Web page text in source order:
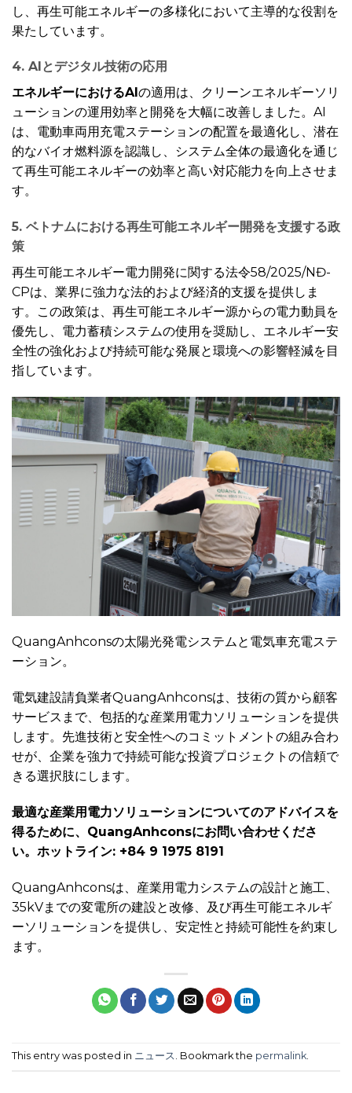
し、再生可能エネルギーの多様化において主導的な役割を
果たしています。
4. AIとデジタル技術の応用
エネルギーにおけるAI の適用は、クリーンエネルギーソリ
ューションの運用効率と開発を大幅に改善しました。AI
は、電動車両用充電ステーションの配置を最適化し、潜在
的なバイオ燃料源を認識し、システム全体の最適化を通じ
て再生可能エネルギーの効率と高い対応能力を向上させま
す。
5. ベトナムにおける再生可能エネルギー開発を支援する政
策
再生可能エネルギー電力開発に関する法令58/2025/NĐ-
CPは、業界に強力な法的および経済的支援を提供しま
す。この政策は、再生可能エネルギー源からの電力動員を
優先し、電力蓄積システムの使用を奨励し、エネルギー安
全性の強化および持続可能な発展と環境への影響軽減を目
指しています。
QuangAnhconsの太陽光発電システムと電気車充電ステ
ーション。
電気建設請負業者QuangAnhconsは、技術の質から顧客
サービスまで、包括的な産業用電力ソリューションを提供
します。先進技術と安全性へのコミットメントの組み合わ
せが、企業を強力で持続可能な投資プロジェクトの信頼で
きる選択肢にします。
最適な産業用電力ソリューションについてのアドバイスを
得るために、QuangAnhconsにお問い合わせくださ
い。ホットライン: +84 9 1975 8191
QuangAnhconsは、産業用電力システムの設計と施工、
35kVまでの変電所の建設と改修、及び再生可能エネルギ
ーソリューションを提供し、安定性と持続可能性を約束し
ます。
This entry was posted in ニュース. Bookmark the permalink.